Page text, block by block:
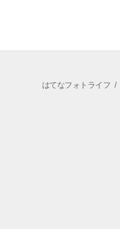
はてなフォトライフ /